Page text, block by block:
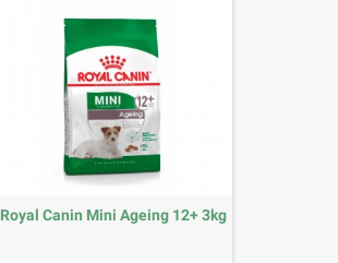
Royal Canin Mini Ageing 12+ 3kg